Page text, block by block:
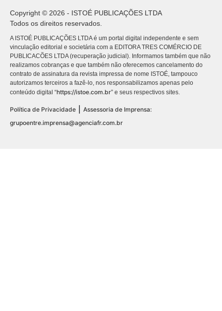
Copyright © 2026 - ISTOÉ PUBLICAÇÕES LTDA
Todos os direitos reservados.
A ISTOÉ PUBLICAÇÕES LTDA é um portal digital independente e sem
vinculação editorial e societária com a EDITORA TRES COMÉRCIO DE
PUBLICACÕES LTDA (recuperação judicial). Informamos também que não
realizamos cobranças e que também não oferecemos cancelamento do
contrato de assinatura da revista impressa de nome ISTOÉ, tampouco
autorizamos terceiros a fazê-lo, nos responsabilizamos apenas pelo
conteúdo digital “https://istoe.com.br” e seus respectivos sites.
Política de Privacidade
Assessoria de Imprensa:
grupoentre.imprensa@agenciafr.com.br